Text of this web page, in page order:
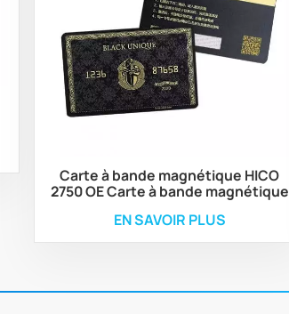
Carte à bande magnétique HICO
2750 OE Carte à bande magnétique
EN SAVOIR PLUS